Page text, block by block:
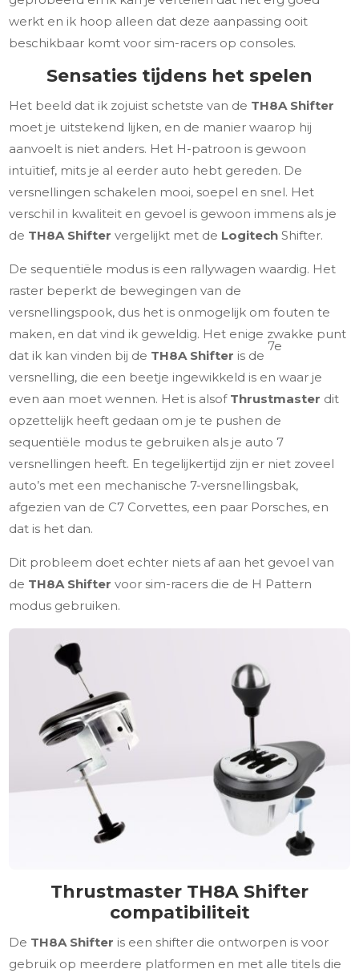
werkt en ik hoop alleen dat deze aanpassing ooit
beschikbaar komt voor sim-racers op consoles.
Sensaties tijdens het spelen
Het beeld dat ik zojuist schetste van de TH8A Shifter
moet je uitstekend lijken, en de manier waarop hij
aanvoelt is niet anders. Het H-patroon is gewoon
intuïtief, mits je al eerder auto hebt gereden. De
versnellingen schakelen mooi, soepel en snel. Het
verschil in kwaliteit en gevoel is gewoon immens als je
de TH8A Shiftervergelijkt met de Logitech Shifter.
De sequentiële modus is een rallywagen waardig. Het
raster beperkt de bewegingen van de
versnellingspook, dus het is onmogelijk om fouten te
maken, en dat vind ik geweldig. Het enige zwakke punt
dat ik kan vinden bij de TH8A Shifter is de
7e
versnelling, die een beetje ingewikkeld is en waar je
even aan moet wennen. Het is alsof Thrustmaster dit
opzettelijk heeft gedaan om je te pushen de
sequentiële modus te gebruiken als je auto 7
versnellingen heeft. En tegelijkertijd zijn er niet zoveel
auto’s met een mechanische 7-versnellingsbak,
afgezien van de C7 Corvettes, een paar Porsches, en
dat is het dan.
Dit probleem doet echter niets af aan het gevoel van
de TH8A Shifter voor sim-racers die de H Pattern
modus gebruiken.
Thrustmaster TH8A Shifter
compatibiliteit
De TH8A Shifter is een shifter die ontworpen is voor
gebruik op meerdere platformen en met alle titels die